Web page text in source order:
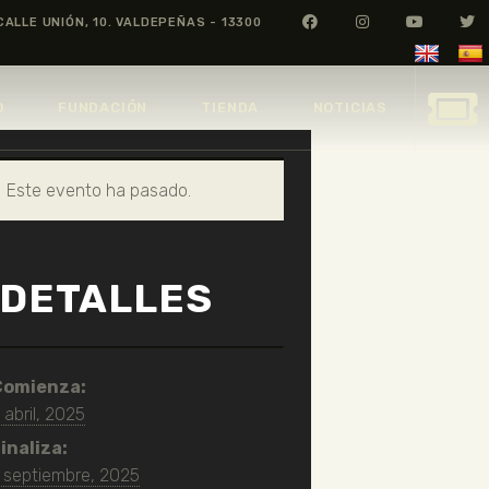
UNIÓN, 10. VALDEPEÑAS - 13300
Este evento ha pasado.
DETALLES
abril, 2025
septiembre, 2025